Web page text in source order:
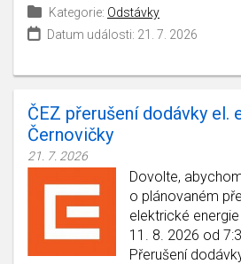
Kategorie: Odstávky
Datum události: 21. 7. 2026
ČEZ přerušení dodávky el.
Černovičky
21. 7. 2026
Dovolte,
o plánovaném
elektrické
11. 8. 2026 od
Přerušení